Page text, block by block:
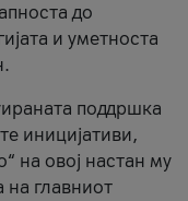
до
и уметноста
поддршка
иницијативи,
на овој настан му
на главниот